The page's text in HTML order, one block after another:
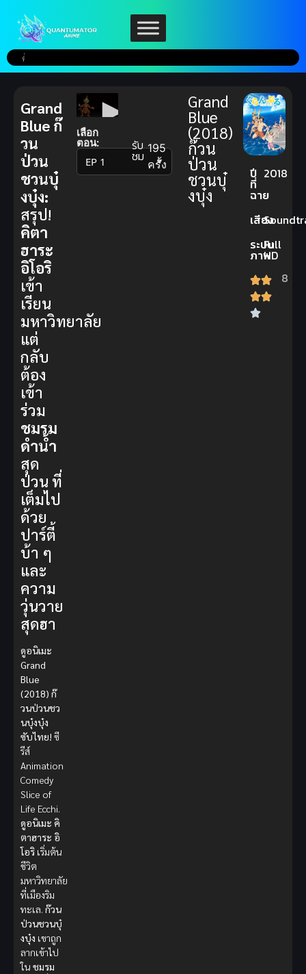
เลือก
ตอน:
▼
รับ
ชม 195
ครั้ง
Grand
Blue
(2018)
ก๊วน
ป่วน
ชวนบุ๋
งบุ๋ง
ปี
ที่
ฉาย
2018
เสียง
ระบบ
ภาพ
Full
HD
8
Grand
Blue ก๊
วน
ป่วน
ชวนบุ๋
งบุ๋ง:
สรุป!
คิตา
ฮาระ
อิโอริ
เข้า
เรียน
มหาวิทยาลัย
แต่
กลับ
ต้อง
เข้า
ร่วม
ชมรม
ดำน้ำ
สุด
ป่วน ที่
เต็มไป
ด้วย
ปาร์ตี้
บ้า ๆ
และ
ความ
วุ่นวาย
สุดฮา
ดูอนิเมะ
Grand
Blue
(2018) ก๊
วนป่วนชว
นบุ๋งบุ๋ง
ซับไทย! ซี
รีส์
Animation
Comedy
Slice of
Life Ecchi.
ดูอนิเมะ คิ
ตาฮาระ อิ
โอริ เริ่มต้น
ชีวิต
มหาวิทยาลัย
ที่เมืองริม
ทะเล. ก๊วน
ป่วนชวนบุ๋
งบุ๋ง เขาถูก
ลากเข้าไป
ใน ชมรม